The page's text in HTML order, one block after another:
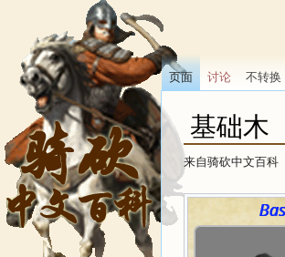
基础木
来自骑砍中文百科
跳转至：
页面 讨论 不转换